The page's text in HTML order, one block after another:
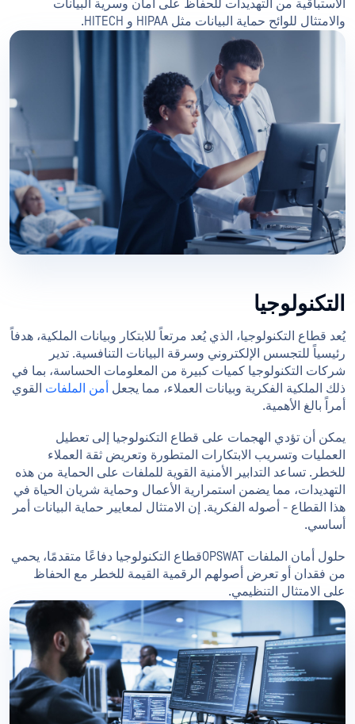
الاستباقية من التهديدات للحفاظ على أمان وسرية البيانات
والامتثال للوائح حماية البيانات مثل HIPAA و HITECH.
التكنولوجيا
يُعد قطاع التكنولوجيا، الذي يُعد مرتعاً للابتكار وبيانات الملكية، هدفاً
رئيسياً للتجسس الإلكتروني وسرقة البيانات التنافسية. تدير
شركات التكنولوجيا كميات كبيرة من المعلومات الحساسة، بما في
ذلك الملكية الفكرية وبيانات العملاء، مما يجعل أمن الملفات القوي
أمراً بالغ الأهمية.
يمكن أن تؤدي الهجمات على قطاع التكنولوجيا إلى تعطيل
العمليات وتسريب الابتكارات المتطورة وتعريض ثقة العملاء
للخطر. تساعد التدابير الأمنية القوية للملفات على الحماية من هذه
التهديدات، مما يضمن استمرارية الأعمال وحماية شريان الحياة في
هذا القطاع - أصوله الفكرية. إن الامتثال لمعايير حماية البيانات أمر
أساسي.
حلول أمان الملفات OPSWATقطاع التكنولوجيا دفاعًا متقدمًا، يحمي
من فقدان أو تعرض أصولهم الرقمية القيمة للخطر مع الحفاظ
على الامتثال التنظيمي.